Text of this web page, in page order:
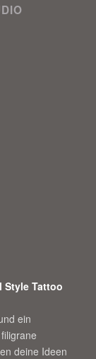
Style Tattoo
ein
deine Ideen